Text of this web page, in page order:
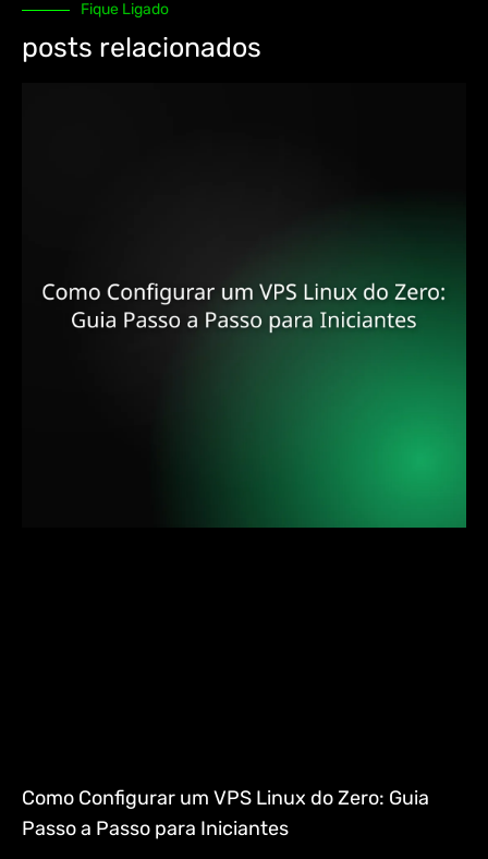
Fique Ligado
posts relacionados
Como Configurar um VPS Linux do Zero: Guia
Passo a Passo para Iniciantes